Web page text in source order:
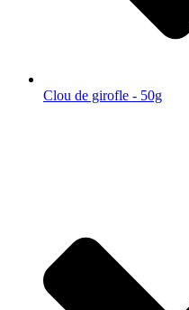
Clou de girofle - 50g